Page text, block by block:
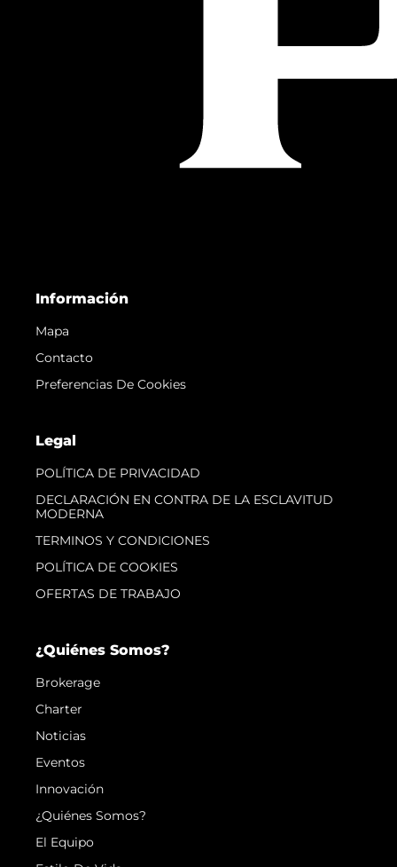
Información
Mapa
Contacto
Preferencias De Cookies
Legal
POLÍTICA DE PRIVACIDAD
DECLARACIÓN EN CONTRA DE LA ESCLAVITUD
MODERNA
TERMINOS Y CONDICIONES
POLÍTICA DE COOKIES
OFERTAS DE TRABAJO
¿Quiénes Somos?
Brokerage
Charter
Noticias
Eventos
Innovación
¿Quiénes Somos?
El Equipo